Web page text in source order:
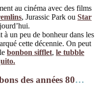
au cinéma avec des films
, Jurassic Park ou Star
un peu de bonheur dans les
cette décennie. On peut
bonbon sifflet, le tubble
des années 80…